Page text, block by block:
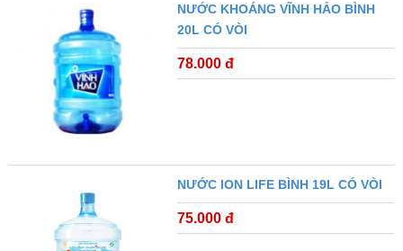
NƯỚC KHOÁNG VĨNH HẢO BÌNH
20L CÓ VÒI
78.000 đ
NƯỚC ION LIFE BÌNH 19L CÓ VÒI
75.000 đ